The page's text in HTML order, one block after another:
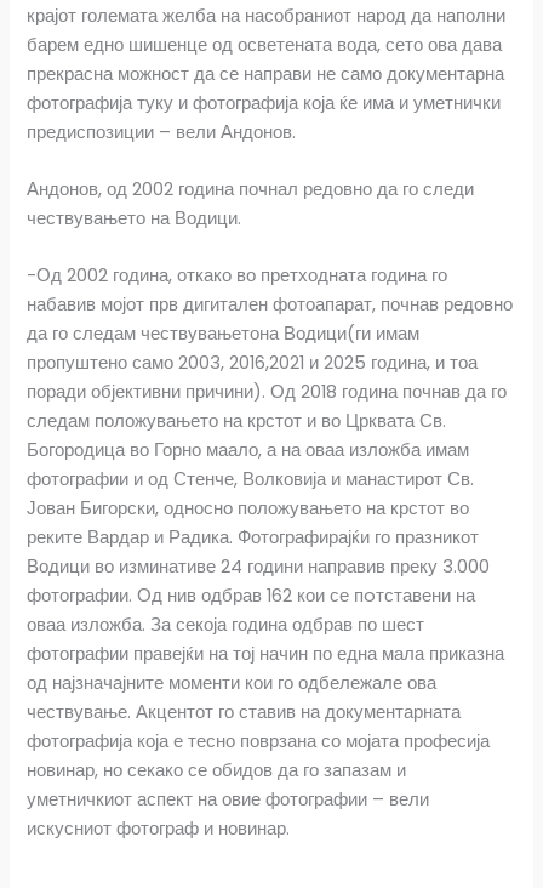
крајот големата желба на насобраниот народ да наполни
барем едно шишенце од осветената вода, сето ова дава
прекрасна можност да се направи не само документарна
фотографија туку и фотографија која ќе има и уметнички
предиспозиции – вели Андонов.
Андонов, од 2002 година почнал редовно да го следи
чествувањето на Водици.
-Од 2002 година, откако во претходната година го
набавив мојот прв дигитален фотоапарат, почнав редовно
да го следам чествувањетона Водици(ги имам
пропуштено само 2003, 2016,2021 и 2025 година, и тоа
поради објективни причини). Од 2018 година почнав да го
следам положувањето на крстот и во Црквата Св.
Богородица во Горно маало, а на оваа изложба имам
фотографии и од Стенче, Волковија и манастирот Св.
Јован Бигорски, односно положувањето на крстот во
реките Вардар и Радика. Фотографирајќи го празникот
Водици во изминативе 24 години направив преку 3.000
фотографии. Од нив одбрав 162 кои се пoтставени на
оваа изложба. За секоја година одбрав по шест
фотографии правејќи на тој начин по една мала приказна
од најзначајните моменти кои го одбележале ова
чествување. Акцентот го ставив на документарната
фотографија која е тесно поврзана со мојата професија
новинар, но секако се обидов да го запазам и
уметничкиот аспект на овие фотографии – вели
искусниот фотограф и новинар.